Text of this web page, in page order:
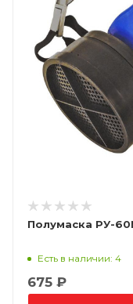
Полумаска РУ-
Есть в наличии: 4
675 ₽